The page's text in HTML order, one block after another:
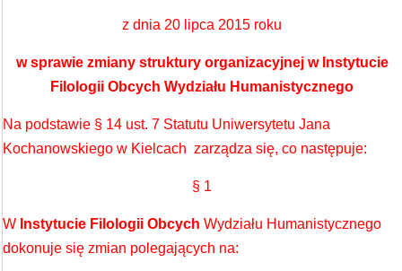
z dnia 20 lipca 2015 roku
w sprawie zmiany struktury organizacyjnej w Instytucie
Filologii Obcych Wydziału Humanistycznego
Na podstawie § 14 ust. 7 Statutu Uniwersytetu Jana
Kochanowskiego w Kielcach zarządza się, co następuje:
§ 1
W Instytucie Filologii Obcych Wydziału Humanistycznego
dokonuje się zmian polegających na: